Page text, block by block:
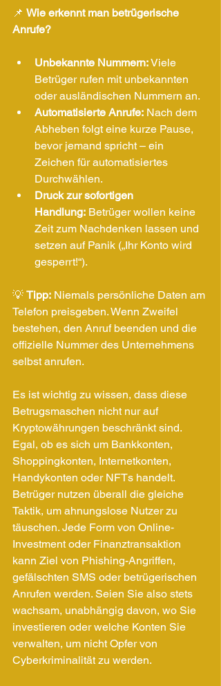
📌 Wie erkennt man betrügerische
Anrufe?
Unbekannte Nummern: Viele
Betrüger rufen mit unbekannten
oder ausländischen Nummern an.
Automatisierte Anrufe: Nach dem
Abheben folgt eine kurze Pause,
bevor jemand spricht – ein
Zeichen für automatisiertes
Durchwählen.
Druck zur sofortigen
Handlung: Betrüger wollen keine
Zeit zum Nachdenken lassen und
setzen auf Panik („Ihr Konto wird
gesperrt!“).
💡 Tipp: Niemals persönliche Daten am
Telefon preisgeben. Wenn Zweifel
bestehen, den Anruf beenden und die
offizielle Nummer des Unternehmens
selbst anrufen.
Es ist wichtig zu wissen, dass diese
Betrugsmaschen nicht nur auf
Kryptowährungen beschränkt sind.
Egal, ob es sich um Bankkonten,
Shoppingkonten, Internetkonten,
Handykonten oder NFTs handelt.
Betrüger nutzen überall die gleiche
Taktik, um ahnungslose Nutzer zu
täuschen. Jede Form von Online-
Investment oder Finanztransaktion
kann Ziel von Phishing-Angriffen,
gefälschten SMS oder betrügerischen
Anrufen werden. Seien Sie also stets
wachsam, unabhängig davon, wo Sie
investieren oder welche Konten Sie
verwalten, um nicht Opfer von
Cyberkriminalität zu werden.